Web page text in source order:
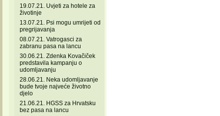
19.07.21. Uvjeti za hotele za
životinje
13.07.21. Psi mogu umrijeti od
pregrijavanja
08.07.21. Vatrogasci za
zabranu pasa na lancu
30.06.21. Zdenka Kovačiček
predstavila kampanju o
udomljavanju
28.06.21. Neka udomljavanje
bude tvoje najveće životno
djelo
21.06.21. HGSS za Hrvatsku
bez pasa na lancu